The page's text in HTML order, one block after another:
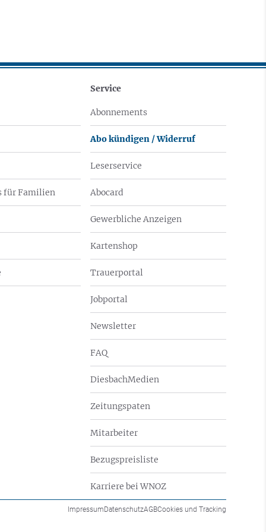
für Familien
Service
Abonnements
Abo kündigen / Widerruf
Leserservice
Abocard
Gewerbliche Anzeigen
Kartenshop
Trauerportal
Jobportal
Newsletter
FAQ
DiesbachMedien
Zeitungspaten
Mitarbeiter
Bezugspreisliste
Karriere bei WNOZ
ImpressumDatenschutzAGBCookies und Tracking